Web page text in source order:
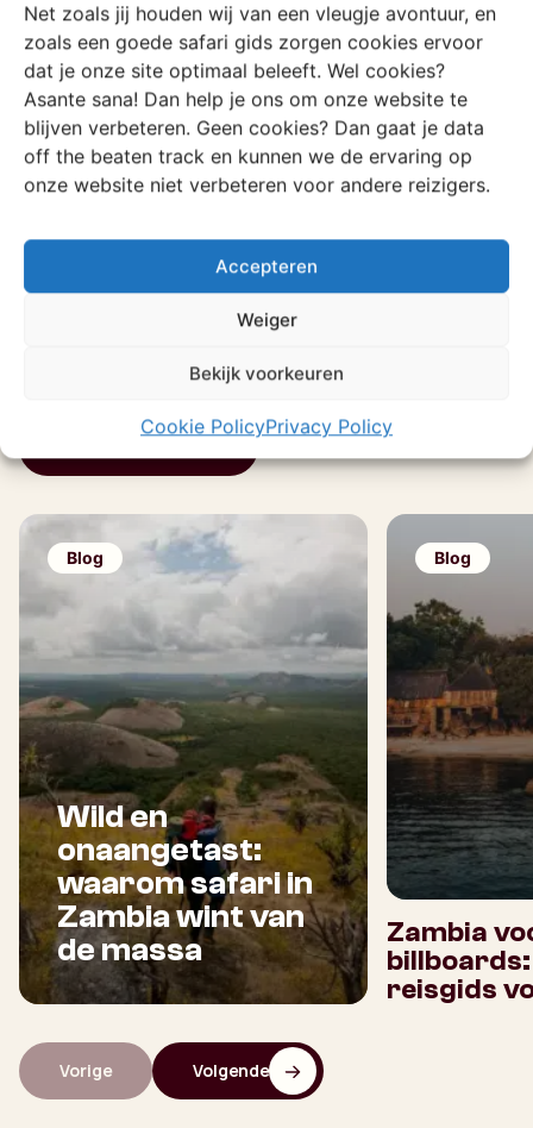
Net zoals jij houden wij van een vleugje avontuur, en
zoals een goede safari gids zorgen cookies ervoor
dat je onze site optimaal beleeft. Wel cookies?
Asante sana! Dan help je ons om onze website te
blijven verbeteren. Geen cookies? Dan gaat je data
off the beaten track en kunnen we de ervaring op
onze website niet verbeteren voor andere reizigers.
Accepteren
Weiger
Bekijk voorkeuren
Cookie PolicyPrivacy Policy
Oxama
Vriendenreis Oeganda
Meer over Oeganda
Blog
Wild en
onaangetast:
waarom safari in
Zambia wint van
de massa
Blog
Zambia
reisgids
Vorige Volgende